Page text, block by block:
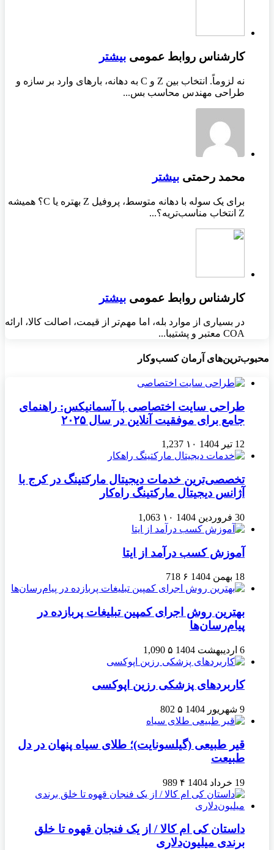
کارشناس روابط عمومی بیشتر
نه لزوماً. انتخاب بین Z و C به دهانه، بارهای وارد بر سازه و
طراحی مهندس محاسب بس...
محمد رحمتی بیشتر
برای یک سوله با دهانه متوسط، پروفیل Z بهتره یا C؟ همیشه
Z انتخاب مناسب‌تریه؟...
کارشناس روابط عمومی بیشتر
در بسیاری از موارد بله، اما مهم‌تر از قیمت، اصالت کالا، ارائه
COA معتبر و پشتیبا...
محبوب‌ترین‌های آرمان کسب‌وکار
طراحی سایت اختصاصی با آسمانیکس: راهنمای
جامع برای موفقیت آنلاین در سال ۲۰۲۵
12 تیر 1404 ۱۰ 1,237
تخصصی‌ترین خدمات دیجیتال مارکتینگ در کرج با
آژانس دیجیتال مارکتینگ راه‌کار
30 فروردین 1404 ۱۰ 1,063
آموزش کسب درآمد از ایتا
18 بهمن 1404 ۶ 718
بهترین روش اجرای کمپین تبلیغات پربازده در
پیام‌رسان‌ها
6 اردیبهشت 1404 ۵ 1,090
کاربردهای پزشکی رزین اپوکسی
9 شهریور 1404 ۵ 802
قیر طبیعی (گیلسونایت)؛ طلای سیاه پنهان در دل
طبیعت
19 خرداد 1404 ۴ 989
داستان کی ام کالا / از یک فنجان قهوه تا خلق
برندی میلیون‌دلاری